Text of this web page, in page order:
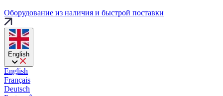
Оборудование из наличия и быстрой поставки
English
English
Français
Deutsch